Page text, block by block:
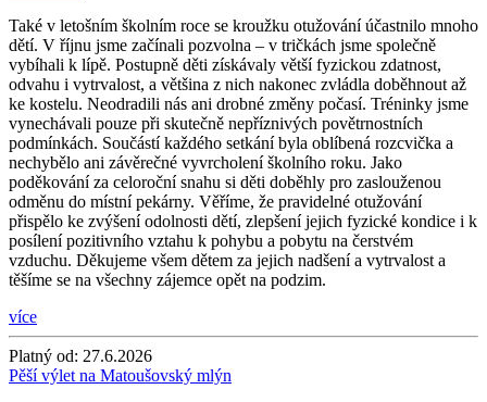
Také v letošním školním roce se kroužku otužování účastnilo mnoho
dětí. V říjnu jsme začínali pozvolna – v tričkách jsme společně
vybíhali k lípě. Postupně děti získávaly větší fyzickou zdatnost,
odvahu i vytrvalost, a většina z nich nakonec zvládla doběhnout až
ke kostelu. Neodradili nás ani drobné změny počasí. Tréninky jsme
vynechávali pouze při skutečně nepříznivých povětrnostních
podmínkách. Součástí každého setkání byla oblíbená rozcvička a
nechybělo ani závěrečné vyvrcholení školního roku. Jako
poděkování za celoroční snahu si děti doběhly pro zaslouženou
odměnu do místní pekárny. Věříme, že pravidelné otužování
přispělo ke zvýšení odolnosti dětí, zlepšení jejich fyzické kondice i k
posílení pozitivního vztahu k pohybu a pobytu na čerstvém
vzduchu. Děkujeme všem dětem za jejich nadšení a vytrvalost a
těšíme se na všechny zájemce opět na podzim.
více
Platný od: 27.6.2026
Pěší výlet na Matoušovský mlýn